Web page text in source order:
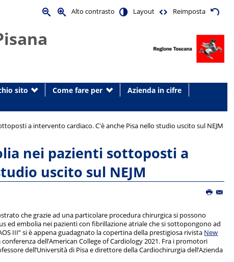
Alto contrasto Layout Reimposta
sito Come fare per
Azienda in cifre
a intervento cardiaco. C'è anche Pisa nello studio uscito sul NEJM
nei pazienti sottoposti a
uscito sul NEJM
che grazie ad una particolare procedura chirurgica si possono
ed embolia nei pazienti con fibrillazione atriale che si sottopongono ad
III” si è appena guadagnato la copertina della prestigiosa rivista New
dell’American College of Cardiology 2021. Fra i promotori
dell’Università di Pisa e direttore della Cardiochirurgia dell’Azienda